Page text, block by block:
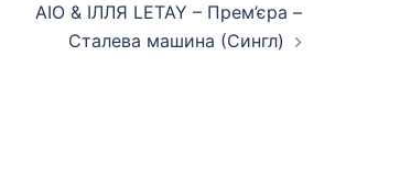
AIO & ІЛЛЯ LETAY – Прем’єра –
Сталева машина (Сингл)